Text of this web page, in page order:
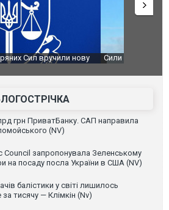
Ярославський НПЗ:
Неймар
грн ПриватБанку. САП направила
(NV)
Council запропонувала Зеленському
на посаду посла України в США (NV)
балістики у світі лишилось
тисячу — Клімкін (Nv)